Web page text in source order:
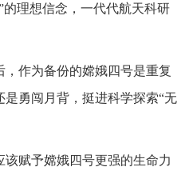
的理想信念，一代代航天科研
作为备份的嫦娥四号是重复
勇闯月背，挺进科学探索“无
该赋予嫦娥四号更强的生命力